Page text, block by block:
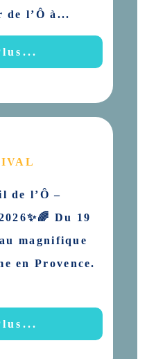
de l’Ô à...
de l’Ô –
Du 19
magnifique
en Provence.